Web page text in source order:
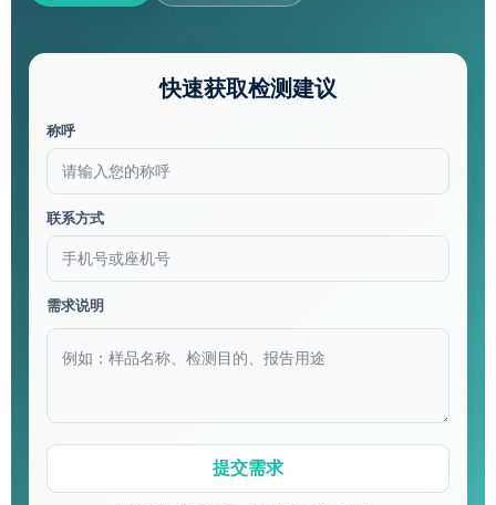
快速获取检测建议
称呼
联系方式
需求说明